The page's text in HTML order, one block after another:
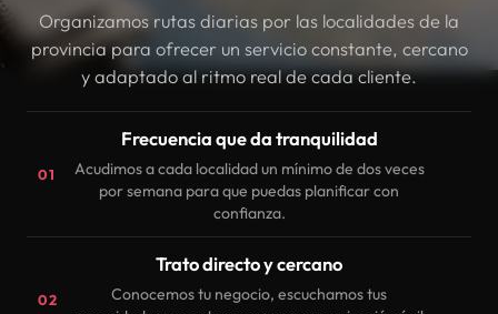
Organizamos rutas diarias por las localidades de la
provincia para ofrecer un servicio constante, cercano
y adaptado al ritmo real de cada cliente.
01
Frecuencia que da tranquilidad
Acudimos a cada localidad un mínimo de dos veces
por semana para que puedas planificar con
confianza.
02
Trato directo y cercano
Conocemos tu negocio, escuchamos tus